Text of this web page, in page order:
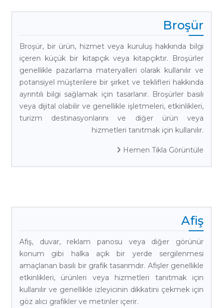
Broşür
Broşür, bir ürün, hizmet veya kuruluş hakkında bilgi
içeren küçük bir kitapçık veya kitapçıktır. Broşürler
genellikle pazarlama materyalleri olarak kullanılır ve
potansiyel müşterilere bir şirket ve teklifleri hakkında
ayrıntılı bilgi sağlamak için tasarlanır. Broşürler basılı
veya dijital olabilir ve genellikle işletmeleri, etkinlikleri,
turizm destinasyonlarını ve diğer ürün veya
hizmetleri tanıtmak için kullanılır.
Hemen Tıkla Görüntüle
Afiş
Afiş, duvar, reklam panosu veya diğer görünür
konum gibi halka açık bir yerde sergilenmesi
amaçlanan basılı bir grafik tasarımdır. Afişler genellikle
etkinlikleri, ürünleri veya hizmetleri tanıtmak için
kullanılır ve genellikle izleyicinin dikkatini çekmek için
göz alıcı grafikler ve metinler içerir.